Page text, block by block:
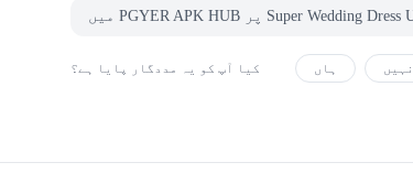
کیا آپ کو یہ مددگار پایا ہے؟ ہاں نہیں